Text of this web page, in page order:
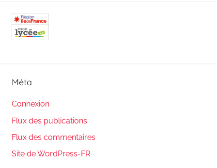
Méta
Connexion
Flux des publications
Flux des commentaires
Site de WordPress-FR